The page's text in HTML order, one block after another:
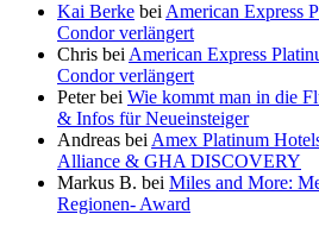
Kai Berke bei American Express
Condor verlängert
Chris bei American Express
Condor verlängert
Peterbei Wie kommt man in die
& Infos für Neueinsteiger
Andreas bei Amex Platinum
Alliance & GHA DISCOVERY
Markus B. bei Miles and More:
Regionen- Award